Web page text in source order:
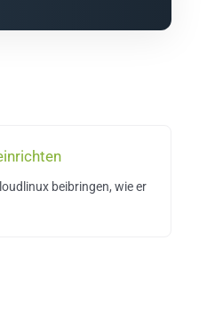
beibringen, wie er